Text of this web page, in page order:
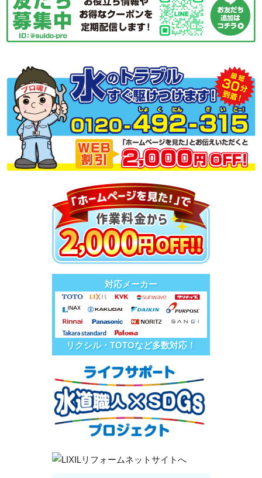
対応メーカー
リクシル・TOTOなど多数対応！